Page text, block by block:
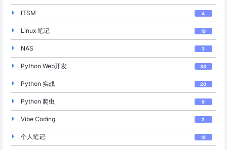
ITSM 4
Linux 笔记 19
NAS 3
Python Web开发 33
Python 实战 20
Python 爬虫 9
Vibe Coding 2
个人笔记 19